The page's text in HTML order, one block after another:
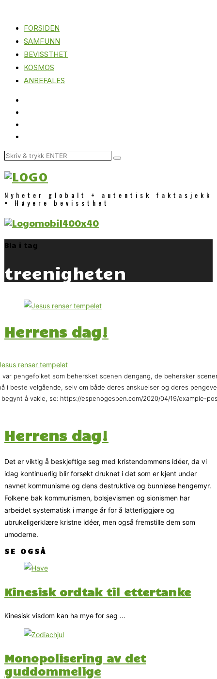
FORSIDEN
SAMFUNN
BEVISSTHET
KOSMOS
ANBEFALES
Nyheter globalt + autentisk faktasjekk
= Høyere bevissthet
Bla i tag
treenigheten
Herrens dag!
var pengefolket som behersket scenen dengang, de behersker
i beste velgående, selv om både deres anskuelser og deres
begynt å vakle, se: https://espenogespen.com/2020/04/19/example-
Herrens dag!
Det er viktig å beskjeftige seg med kristendommens idéer, da vi
idag kontinuerlig blir forsøkt druknet i det som er kjent under
navnet kommunisme og dens destruktive og bunnløse hengemyr.
Folkene bak kommunismen, bolsjevismen og sionismen har
arbeidet systematisk i mange år for å latterliggjøre og
ubrukeligerklære kristne idéer, men også fremstille dem som
umoderne.
SE OGSÅ
Kinesisk ordtak til ettertanke
Kinesisk visdom kan ha mye for seg ...
Monopolisering av det
guddommelige